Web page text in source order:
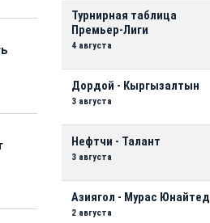
Турнирная таблица
Премьер-Лиги
4 августа
Дордой - Кыргызалтын
3 августа
Нефтчи - Талант
3 августа
Азиягол - Мурас Юнайтед
2 августа